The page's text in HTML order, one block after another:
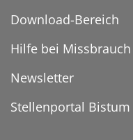
Download-Bereich
Hilfe bei Missbrauch
Newsletter
Stellenportal